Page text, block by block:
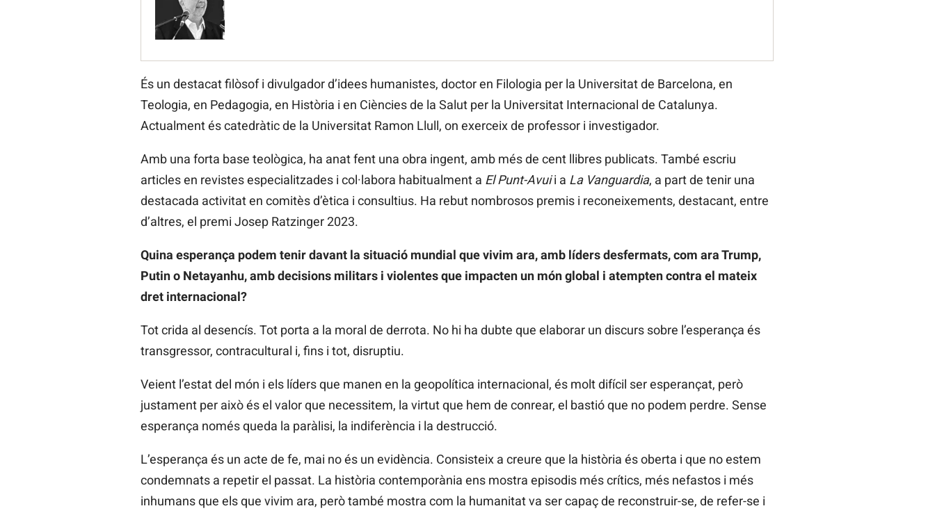
És un destacat filòsof i divulgador d’idees humanistes, doctor en Filologia per la Universitat de Barcelona, en
Teologia, en Pedagogia, en Història i en Ciències de la Salut per la Universitat Internacional de Catalunya.
Actualment és catedràtic de la Universitat Ramon Llull, on exerceix de professor i investigador.
Amb una forta base teològica, ha anat fent una obra ingent, amb més de cent llibres publicats. També escriu
articles en revistes especialitzades i col·labora habitualment a El Punt-Avuii a La Vanguardia, a part de tenir una
destacada activitat en comitès d’ètica i consultius. Ha rebut nombrosos premis i reconeixements, destacant, entre
d’altres, el premi Josep Ratzinger 2023.
Quina esperança podem tenir davant la situació mundial que vivim ara, amb líders desfermats, com ara Trump,
Putin o Netayanhu, amb decisions militars i violentes que impacten un món global i atempten contra el mateix
dret internacional?
Tot crida al desencís. Tot porta a la moral de derrota. No hi ha dubte que elaborar un discurs sobre l’esperança és
transgressor, contracultural i, fins i tot, disruptiu.
Veient l’estat del món i els líders que manen en la geopolítica internacional, és molt difícil ser esperançat, però
justament per això és el valor que necessitem, la virtut que hem de conrear, el bastió que no podem perdre. Sense
esperança només queda la paràlisi, la indiferència i la destrucció.
L’esperança és un acte de fe, mai no és un evidència. Consisteix a creure que la història és oberta i que no estem
condemnats a repetir el passat. La història contemporània ens mostra episodis més crítics, més nefastos i més
inhumans que els que vivim ara, però també mostra com la humanitat va ser capaç de reconstruir-se, de refer-se i